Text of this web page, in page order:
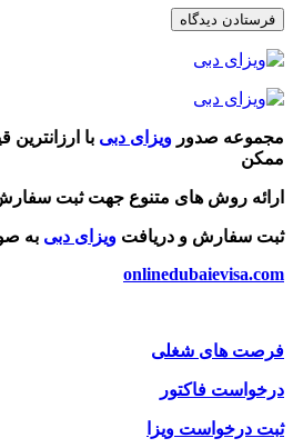
مجموعه صدور ویزای دبی با
ممکن
ارائه روش های متنوع جهت ثبت
ثبت سفارش و دریافت ویزای دبی به
onlinedubaievisa.com
فرصت های شغلی
درخواست فاکتور
ثبت درخواست ویزا